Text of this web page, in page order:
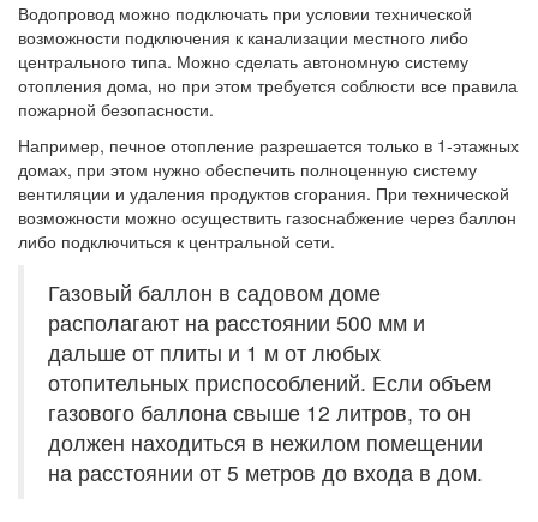
Водопровод можно подключать при условии технической
возможности подключения к канализации местного либо
центрального типа. Можно сделать автономную систему
отопления дома, но при этом требуется соблюсти все правила
пожарной безопасности.
Например, печное отопление разрешается только в 1-этажных
домах, при этом нужно обеспечить полноценную систему
вентиляции и удаления продуктов сгорания. При технической
возможности можно осуществить газоснабжение через баллон
либо подключиться к центральной сети.
Газовый баллон в садовом доме
располагают на расстоянии 500 мм и
дальше от плиты и 1 м от любых
отопительных приспособлений. Если объем
газового баллона свыше 12 литров, то он
должен находиться в нежилом помещении
на расстоянии от 5 метров до входа в дом.